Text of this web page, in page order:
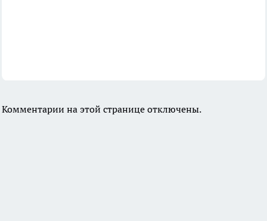
Комментарии на этой странице отключены.